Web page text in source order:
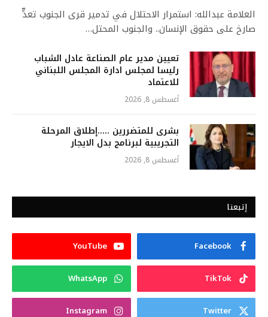
العلامة عبدالله: استمرار الاحتلال في تدمير قرى الجنوب تعدٍّ
صارخ على حقوق الإنسان.. والجنوب المحتل…
تعيين مدير عام الصناعة عادل الشباب
رئيسا لمجلس ادارة المجلس اللبناني
للاعتماد
أغسطس 8, 2026
بشرى للمتضررين …..إطلاق المرحلة
التجريبية لبرنامج بدل الايجار
أغسطس 8, 2026
إتبعنا
Facebook
YouTube
TikTok
WhatsApp
Twitter
Instagram